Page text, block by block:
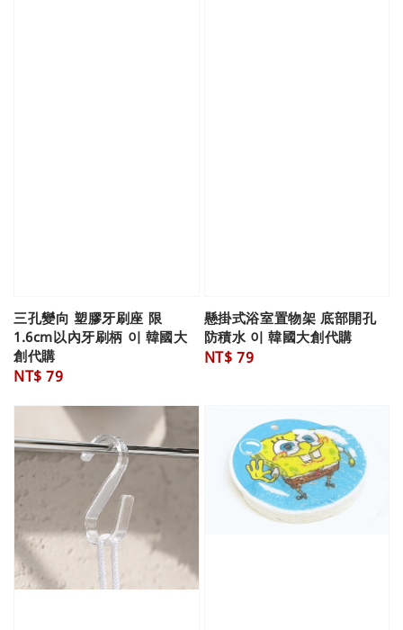
三孔變向 塑膠牙刷座 限
1.6cm以內牙刷柄 이 韓國大
創代購
Regular
NT$ 79
懸掛式浴室置物架 底部開孔
防積水 이 韓國大創代購
Regular
NT$ 79